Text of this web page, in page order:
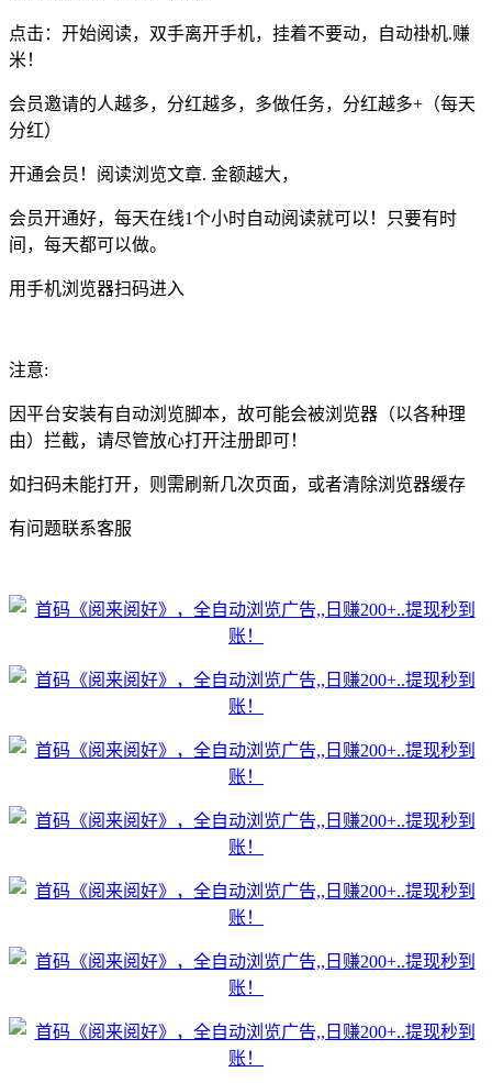
点击：开始阅读，双手离开手机，挂着不要动，自动褂机.赚
米！
会员邀请的人越多，分红越多，多做任务，分红越多+（每天
分红）
开通会员！阅读浏览文章. 金额越大，
会员开通好，每天在线1个小时自动阅读就可以！只要有时
间，每天都可以做。
用手机浏览器扫码进入
注意:
因平台安装有自动浏览脚本，故可能会被浏览器（以各种理
由）拦截，请尽管放心打开注册即可！
如扫码未能打开，则需刷新几次页面，或者清除浏览器缓存
有问题联系客服